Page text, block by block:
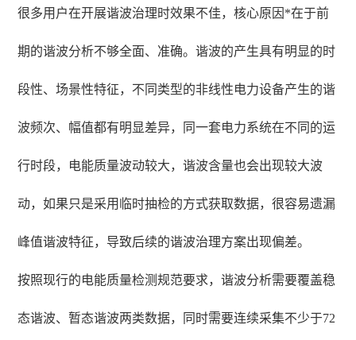
很多用户在开展谐波治理时效果不佳，核心原因*在于前
期的谐波分析不够全面、准确。谐波的产生具有明显的时
段性、场景性特征，不同类型的非线性电力设备产生的谐
波频次、幅值都有明显差异，同一套电力系统在不同的运
行时段，电能质量波动较大，谐波含量也会出现较大波
动，如果只是采用临时抽检的方式获取数据，很容易遗漏
峰值谐波特征，导致后续的谐波治理方案出现偏差。
按照现行的电能质量检测规范要求，谐波分析需要覆盖稳
态谐波、暂态谐波两类数据，同时需要连续采集不少于72